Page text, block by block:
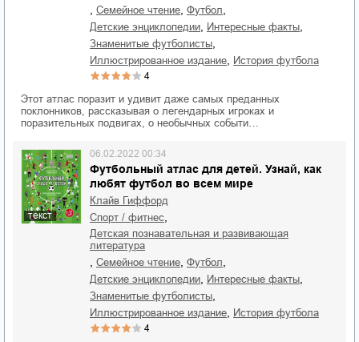
семейное чтение футбол
детские энциклопедии интересные факты
знаменитые футболисты
иллюстрированное издание история футбола
4
Этот атлас поразит и удивит даже самых преданных
поклонников, рассказывая о легендарных игроках и
поразительных подвигах, о необычных событи…
текст
Футбольный атлас для детей. Узнай, как
любят футбол во всем мире
06.02.2022 00:34
Клайв Гиффорд
спорт / фитнес
детская познавательная и развивающая
литература
семейное чтение футбол
детские энциклопедии интересные факты
знаменитые футболисты
иллюстрированное издание история футбола
4